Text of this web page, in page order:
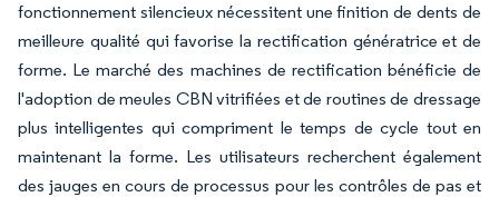
fonctionnement silencieux nécessitent une finition de dents de
meilleure qualité qui favorise la rectification génératrice et de
forme. Le marché des machines de rectification bénéficie de
l'adoption de meules CBN vitrifiées et de routines de dressage
plus intelligentes qui compriment le temps de cycle tout en
maintenant la forme. Les utilisateurs recherchent également
des jauges en cours de processus pour les contrôles de pas et